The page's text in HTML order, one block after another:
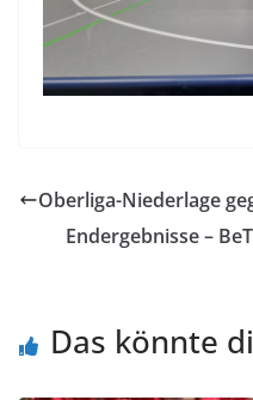
Oberliga-Niederlage
Endergebnisse –
Das könnte